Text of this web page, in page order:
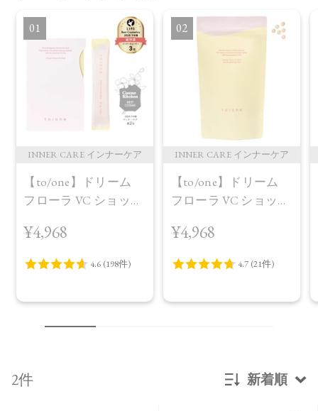
1
INNER CARE インナーケア
【to/one】ドリーム
フローラ VC ショット
¥4,968
2
INNER CARE インナーケア
【to/one】ドリーム
フローラ VC ショット
プラス＜限定品＞
¥4,968
2件 新着順